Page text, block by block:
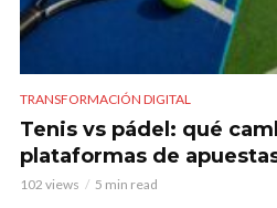
TRANSFORMACIÓN DIGITAL
Tenis vs pádel: qué
plataformas de
102 views 5 min read